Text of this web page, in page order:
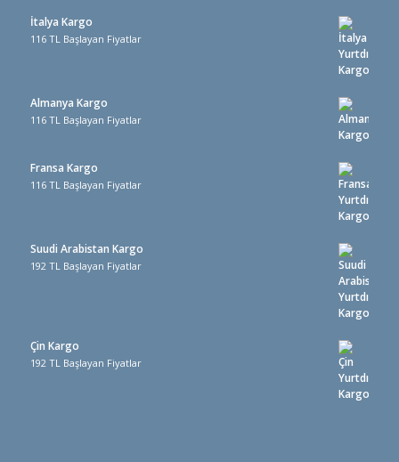
İtalya Kargo
116 TL Başlayan Fiyatlar
Almanya Kargo
116 TL Başlayan Fiyatlar
Fransa Kargo
116 TL Başlayan Fiyatlar
Suudi Arabistan Kargo
192 TL Başlayan Fiyatlar
Çin Kargo
192 TL Başlayan Fiyatlar